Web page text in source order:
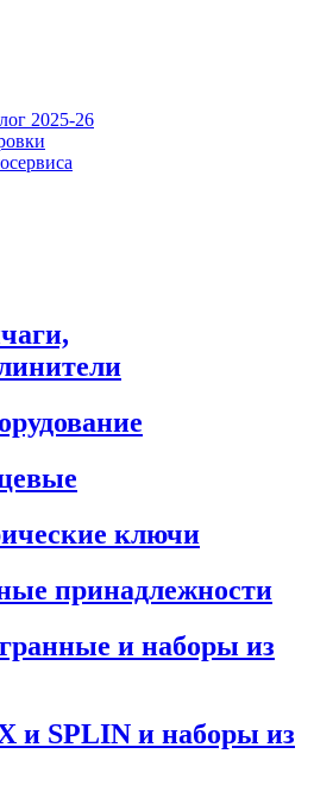
2025-26
ключи
принадлежности
и наборы из
и SPLIN и наборы из